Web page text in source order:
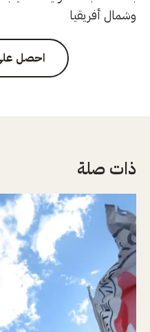
وشمال أفريقيا
احصل
ذات صلة